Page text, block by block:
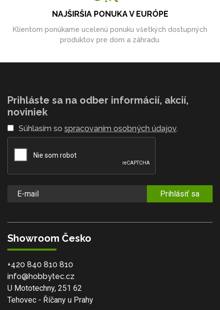
NAJŠIRŠIA PONUKA V EURÓPE
Klientom ponúkame ucelenú ponuku všetkých dostupných
produktov pre dom a záhradu.
Prihláste sa na odber informácií, akcií,
noviniek
Súhlasím so spracovaním osobných údajov.
Prihlásiť sa
Showroom Česko
+420 840 810 810
info@hobbytec.cz
U Mototechny, 251 62
Tehovec - Říčany u Prahy